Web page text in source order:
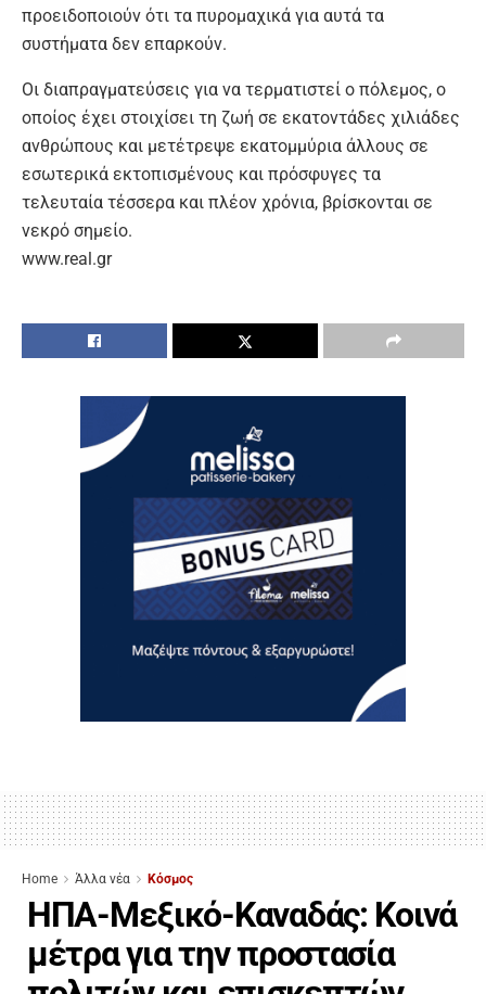
προειδοποιούν ότι τα πυρομαχικά για αυτά τα
συστήματα δεν επαρκούν.
Οι διαπραγματεύσεις για να τερματιστεί ο πόλεμος, ο
οποίος έχει στοιχίσει τη ζωή σε εκατοντάδες χιλιάδες
ανθρώπους και μετέτρεψε εκατομμύρια άλλους σε
εσωτερικά εκτοπισμένους και πρόσφυγες τα
τελευταία τέσσερα και πλέον χρόνια, βρίσκονται σε
νεκρό σημείο.
www.real.gr
Home Άλλα νέα Κόσμος
ΗΠΑ-Μεξικό-Καναδάς: Κοινά
μέτρα για την προστασία